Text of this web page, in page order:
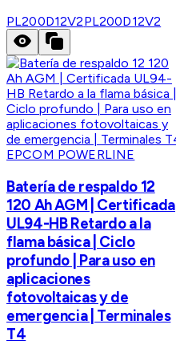
PL200D12V2PL200D12V2
EPCOM POWERLINE
Batería de respaldo 12
120 Ah AGM | Certificada
UL94-HB Retardo a la
flama básica | Ciclo
profundo | Para uso en
aplicaciones
fotovoltaicas y de
emergencia | Terminales
T4